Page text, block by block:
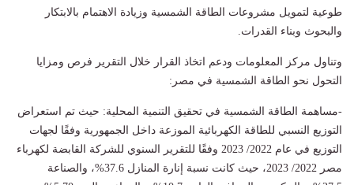
طوعية لتمويل مشروعات الطاقة الشمسية وزيادة الاهتمام بالابتكار
والبحوث وبناء القدرات.
وتناول مركز المعلومات ودعم اتخاذ القرار خلال التقرير فرص ومزايا
التحول نحو الطاقة الشمسية في مصر:
-مساهمة الطاقة الشمسية في تحقيق التنمية المحلية: حيث تم استعراض
التوزيع النسبي للطاقة الكهربائية الموزعة داخل الجمهورية وفقًا لجهات
التوزيع في عام 2022/ 2023 وفقًا للتقرير السنوي للشركة القابضة لكهرباء
مصر 2022/ 2023، حيث كانت نسبة إنارة المنازل 37.6%، والصناعة